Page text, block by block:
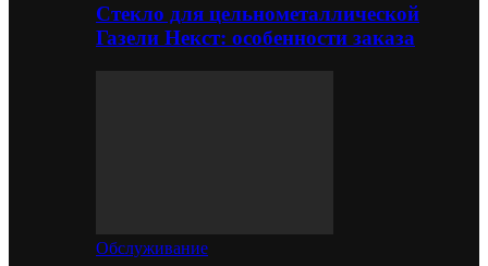
Стекло для цельнометаллической
Газели Некст: особенности заказа
Обслуживание